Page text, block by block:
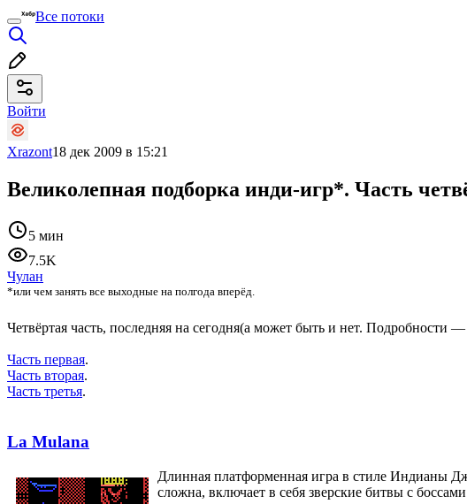
Все потоки
Войти
Xrazont18 дек 2009 в 15:21
Великолепная подборка инди-игр*. Часть
5 мин
7.5K
Чулан
*или чем занять все выходные на полгода вперёд.
Четвёртая часть, последняя на сегодня(а может быть и нет. Подробности
Часть первая.
Часть вторая.
Часть третья.
La Mulana
Длинная платформенная игра в стиле Индианы
сложна, включает в себя зверские битвы с